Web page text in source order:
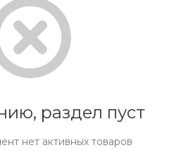
раздел пуст
нет активных товаров